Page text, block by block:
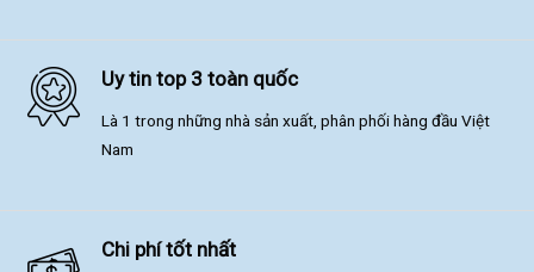
Uy tin top 3 toàn quốc
Là 1 trong những nhà sản xuất, phân phối hàng đầu Việt
Nam
Chi phí tốt nhất